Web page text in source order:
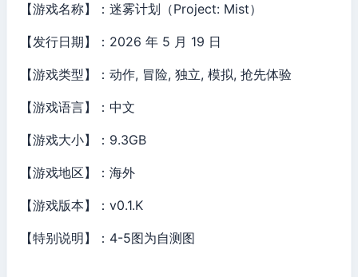
【游戏名称】：迷雾计划（Project: Mist）
【发行日期】：2026 年 5 月 19 日
【游戏类型】：动作, 冒险, 独立, 模拟, 抢先体验
【游戏语言】：中文
【游戏大小】：9.3GB
【游戏地区】：海外
【游戏版本】：v0.1.K
【特别说明】：4-5图为自测图